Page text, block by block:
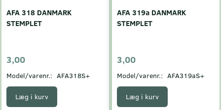
AFA 318 DANMARK
STEMPLET
3,00
Model/varenr.: AFA318S+
Læg i kurv
AFA 319a DANMARK
STEMPLET
3,00
Model/varenr.: AFA319aS+
Læg i kurv